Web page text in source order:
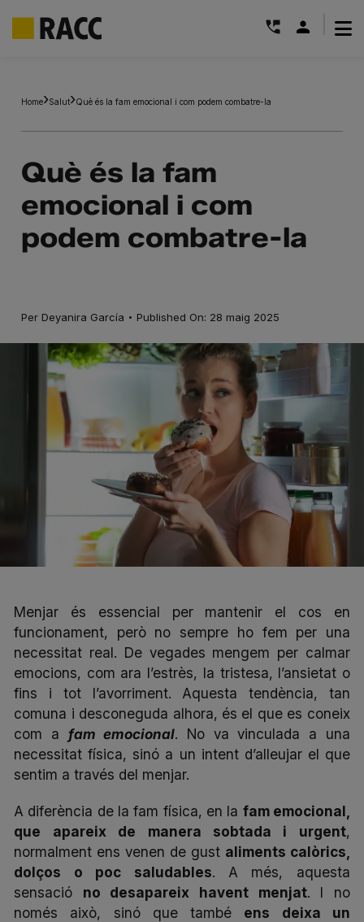
content
Home Salut Què és la fam emocional i com podem combatre-la
Què és la fam
emocional i com
podem combatre-la
Per Deyanira García · Published On: 28 maig 2025
Menjar és essencial per mantenir el cos en
funcionament, però no sempre ho fem per una
necessitat real. De vegades mengem per calmar
emocions, com ara l’estrès, la tristesa, l’ansietat o
fins i tot l’avorriment. Aquesta tendència, tan
comuna i desconeguda alhora, és el que es coneix
com a fam emocional. No va vinculada a una
necessitat física, sinó a un intent d’alleujar el que
sentim a través del menjar.
A diferència de la fam física, en la fam emocional,
que apareix de manera sobtada i urgent,
normalment ens venen de gust aliments calòrics,
dolços o poc saludables. A més, aquesta
sensació no desapareix havent menjat. I no
només això, sinó que també ens deixa un